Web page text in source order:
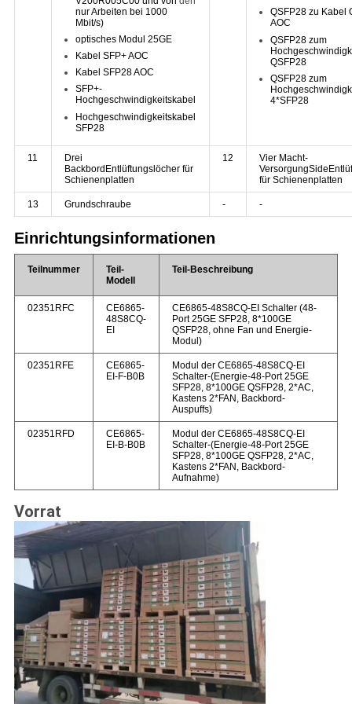
nur Arbeiten bei 1000
Mbit/s)
optisches Modul 25GE
Kabel SFP+ AOC
Kabel SFP28 AOC
SFP+-
Hochgeschwindigkeitskabel
Hochgeschwindigkeitskabel
SFP28
QSFP28 zu Kabel
AOC
QSFP28 zum
QSFP28
QSFP28 zum
4*SFP28
11
Drei
BackbordEntlüftungslöcher für
Schienenplatten
12
Vier Macht-
für Schienenplatten
13 Grundschraube - -
Einrichtungsinformationen
Teilnummer
Teil-
Modell
Teil-Beschreibung
02351RFC
CE6865-
48S8CQ-
EI
CE6865-48S8CQ-EI Schalter (48-
Port 25GE SFP28, 8*100GE
QSFP28, ohne Fan und Energie-
Modul)
02351RFE
CE6865-
EI-F-B0B
Modul der CE6865-48S8CQ-EI
Schalter-(Energie-48-Port 25GE
SFP28, 8*100GE QSFP28, 2*AC,
Kastens 2*FAN, Backbord-
Auspuffs)
02351RFD
CE6865-
EI-B-B0B
Modul der CE6865-48S8CQ-EI
Schalter-(Energie-48-Port 25GE
SFP28, 8*100GE QSFP28, 2*AC,
Kastens 2*FAN, Backbord-
Aufnahme)
Vorrat